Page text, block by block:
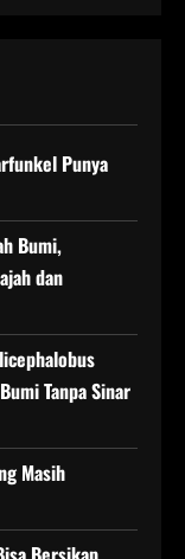
Punya
Bumi,
dan
Tanpa Sinar
Masih